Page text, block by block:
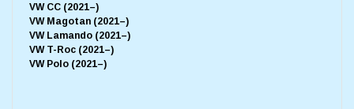
VW CC (2021–)
VW Magotan (2021–)
VW Lamando (2021–)
VW T-Roc (2021–)
VW Polo (2021–)